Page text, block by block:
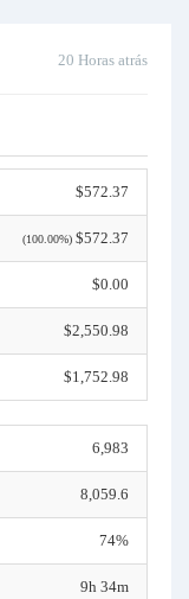
20 Horas atrás
$572.37
(100.00%) $572.37
$0.00
$2,550.98
$1,752.98
6,983
8,059.6
74%
9h 34m